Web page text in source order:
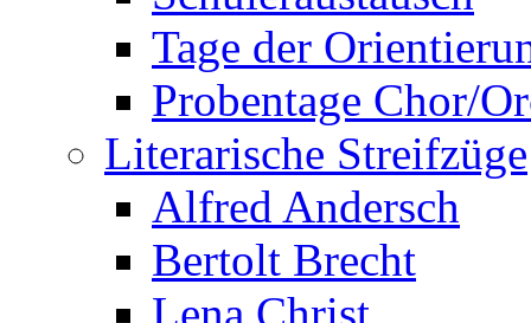
Tage der
Probentage Chor/
Literarische Streifzüge
Alfred Andersch
Bertolt Brecht